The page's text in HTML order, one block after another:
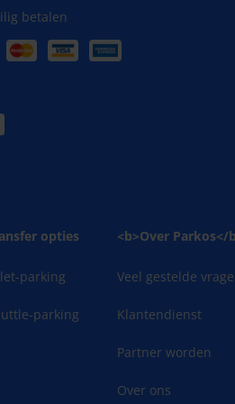
betalen
opties
parking
parking
<b>Over Parkos</
Veel gestelde
Klantendienst
Partner worden
Over ons